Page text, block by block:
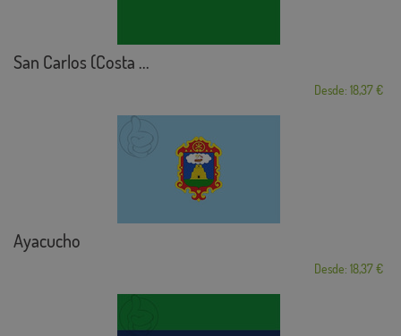
San Carlos (Costa ...
Desde: 18,37 €
Ayacucho
Desde: 18,37 €